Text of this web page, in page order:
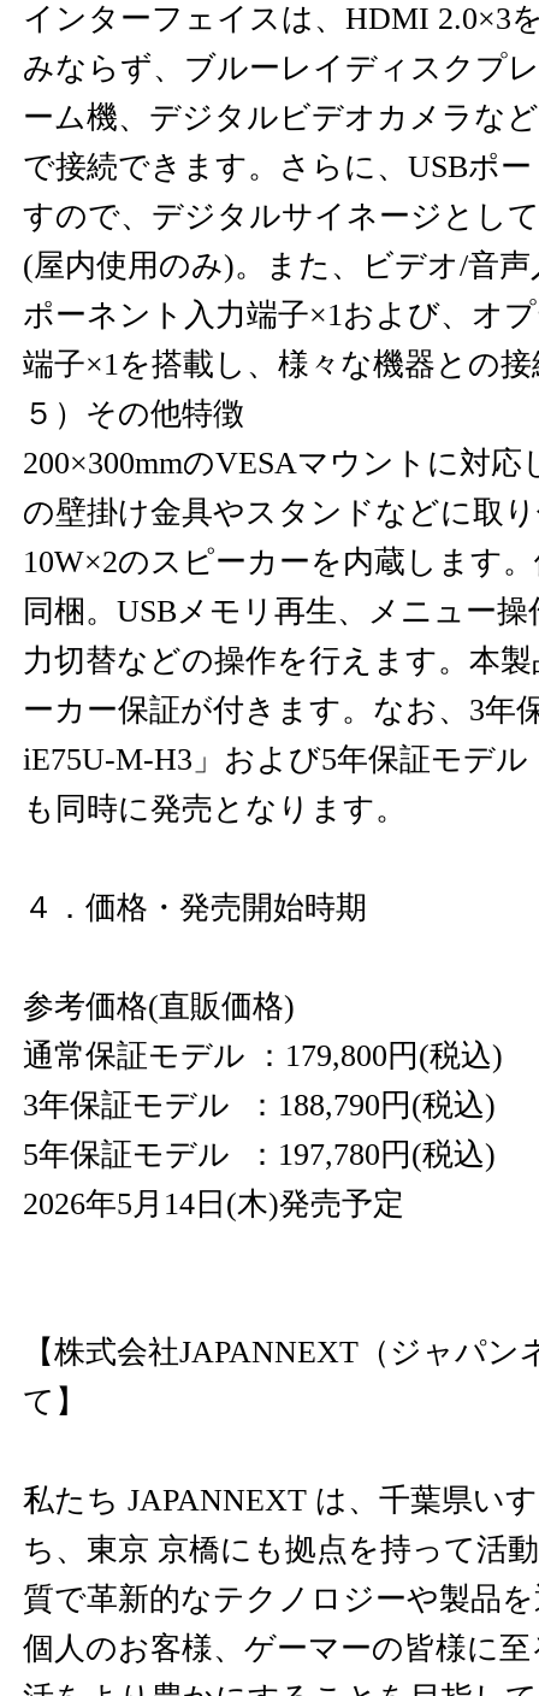
インターフェイスは、HDMI 2.0×3
みならず、ブルーレイディスクプ
ーム機、デジタルビデオカメラな
で接続できます。さらに、USBポ
すので、デジタルサイネージとし
(屋内使用のみ)。また、ビデオ/音
ポーネント入力端子×1および、オ
端子×1を搭載し、様々な機器との
５）その他特徴
200×300mmのVESAマウントに対
の壁掛け金具やスタンドなどに取
10W×2のスピーカーを内蔵します
同梱。USBメモリ再生、メニュー
力切替などの操作を行えます。本
ーカー保証が付きます。なお、3年
iE75U-M-H3」および5年保証モデル
も同時に発売となります。
４．価格・発売開始時期
参考価格(直販価格)
通常保証モデル ：179,800円(税込)
3年保証モデル ：188,790円(税込)
5年保証モデル ：197,780円(税込)
2026年5月14日(木)発売予定
【株式会社JAPANNEXT（ジャパ
て】
私たち JAPANNEXT は、千葉県い
ち、東京 京橋にも拠点を持って活
質で革新的なテクノロジーや製品
個人のお客様、ゲーマーの皆様に